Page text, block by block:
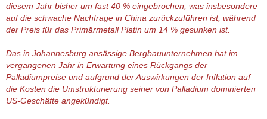
diesem Jahr bisher um fast 40 % eingebrochen, was insbesondere
auf die schwache Nachfrage in China zurückzuführen ist, während
der Preis für das Primärmetall Platin um 14 % gesunken ist.
Das in Johannesburg ansässige Bergbauunternehmen hat im
vergangenen Jahr in Erwartung eines Rückgangs der
Palladiumpreise und aufgrund der Auswirkungen der Inflation auf
die Kosten die Umstrukturierung seiner von Palladium dominierten
US-Geschäfte angekündigt.